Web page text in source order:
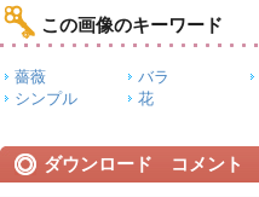
この画像のキーワード
薔薇 バラ
シンプル
花
ダウンロード コメント